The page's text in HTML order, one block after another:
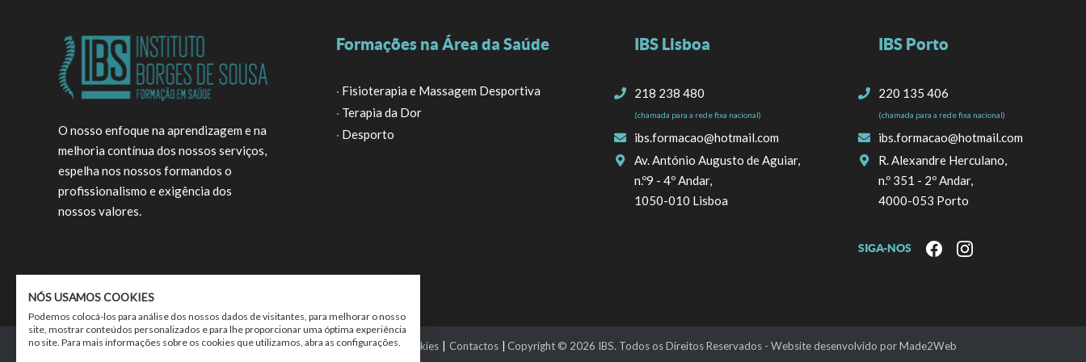
O nosso enfoque na aprendizagem e na
melhoria contínua dos nossos serviços,
espelha nos nossos formandos o
profissionalismo e exigência dos
nossos valores.
Formações na Área da Saúde
· Fisioterapia e Massagem Desportiva
· Terapia da Dor
· Desporto
IBS Lisboa
218 238 480
(chamada para a rede fixa nacional)
ibs.formacao@hotmail.com
Av. António Augusto de Aguiar,
n.º9 - 4º Andar,
1050-010 Lisboa
IBS Porto
220 135 406
(chamada para a rede fixa nacional)
ibs.formacao@hotmail.com
R. Alexandre Herculano,
n.º 351 - 2º Andar,
4000-053 Porto
SIGA-NOS
Política de Privacidade | Termos do Serviço | Política de Cookies Contactos Copyright © 2026 IBS. Todos os Direitos Reservados - Website desenvolvido porMade2Web
NÓS USAMOS COOKIES
Podemos colocá-los para análise dos nossos dados de visitantes, para melhorar o nosso
site, mostrar conteúdos personalizados e para lhe proporcionar uma óptima experiência
no site. Para mais informações sobre os cookies que utilizamos, abra as configurações.